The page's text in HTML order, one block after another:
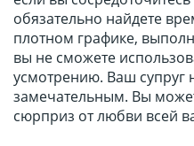
обязательно найдете
плотном графике,
вы не сможете
усмотрению. Ваш супруг
замечательным. Вы
сюрприз от любви всей